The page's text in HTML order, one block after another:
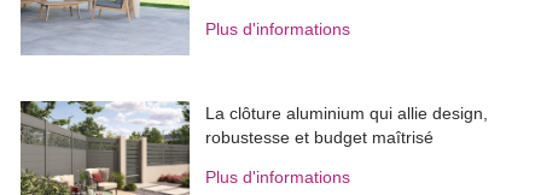
Plus d'informations
La clôture aluminium qui allie design,
robustesse et budget maîtrisé
Plus d'informations